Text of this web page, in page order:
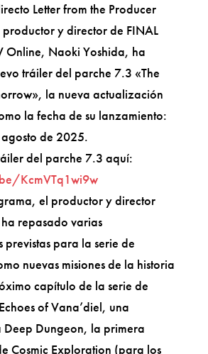
Letter from the Producer
productor y director de FINAL
Online, Naoki Yoshida, ha
tráiler del parche 7.3 «The
la nueva actualización
la fecha de su lanzamiento:
de 2025.
del parche 7.3 aquí:
KcmVTq1wi9w
el productor y director
repasado varias
para la serie de
nuevas misiones de la historia
capítulo de la serie de
of Vana’diel, una
Deep Dungeon, la primera
Cosmic Exploration (para los